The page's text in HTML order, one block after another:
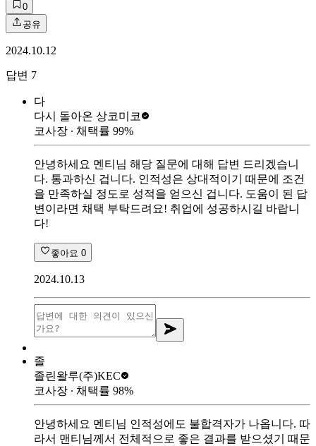
0
공유
2024.10.12
답변 7
다
다시 돌아온 상코미코
코사장 ∙ 채택률 99%
안녕하세요 멘티님 해당 질문에 대해 답변 드리겠습니
다. 통과하신 겁니다. 인적성은 상대적이기 때문에 조건
을 만족하실 정도로 성적을 얻으신 겁니다. 도움이 된 답
변이라면 채택 부탁드려요! 취업에 성공하시길 바랍니
다!
좋아요 0
2024.10.13
졸
졸린왈루(주)KEC
코사장 ∙ 채택률 98%
안녕하세요 멘티님 인적성에도 불합격자가 나옵니다. 따
라서 맨티님께서 전체적으로 좋은 결과를 받으셨기 때문